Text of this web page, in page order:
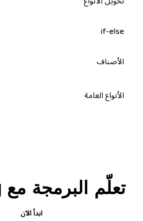
if-else
الأصناف
الأنواع العامة
تعلّم البرمجة مع Coddy
ابدأ الآن